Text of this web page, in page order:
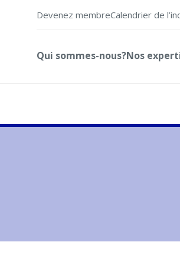
Devenez membreCalendrier de
Qui sommes-nous?Nos